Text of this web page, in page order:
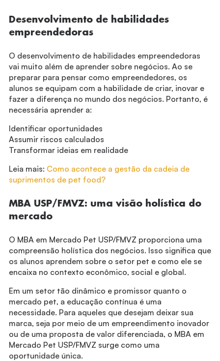
Desenvolvimento de habilidades
empreendedoras
O desenvolvimento de habilidades empreendedoras
vai muito além de aprender sobre negócios. Ao se
preparar para pensar como empreendedores, os
alunos se equipam com a habilidade de criar, inovar e
fazer a diferença no mundo dos negócios. Portanto, é
necessária aprender a:
Identificar oportunidades
Assumir riscos calculados
Transformar ideias em realidade
Leia mais: Como acontece a gestão da cadeia de
suprimentos de pet food?
MBA USP/FMVZ: uma visão holística do
mercado
O MBA em Mercado Pet USP/FMVZ proporciona uma
compreensão holística dos negócios. Isso significa que
os alunos aprendem sobre o setor pet e como ele se
encaixa no contexto econômico, social e global.
Em um setor tão dinâmico e promissor quanto o
mercado pet, a educação contínua é uma
necessidade. Para aqueles que desejam deixar sua
marca, seja por meio de um empreendimento inovador
ou de uma proposta de valor diferenciada, o MBA em
Mercado Pet USP/FMVZ surge como uma
oportunidade única.